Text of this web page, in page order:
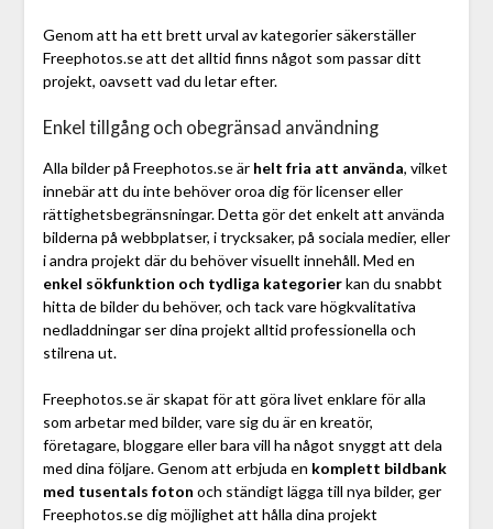
Genom att ha ett brett urval av kategorier säkerställer
Freephotos.se att det alltid finns något som passar ditt
projekt, oavsett vad du letar efter.
Enkel tillgång och obegränsad användning
Alla bilder på Freephotos.se är helt fria att använda, vilket
innebär att du inte behöver oroa dig för licenser eller
rättighetsbegränsningar. Detta gör det enkelt att använda
bilderna på webbplatser, i trycksaker, på sociala medier, eller
i andra projekt där du behöver visuellt innehåll. Med en
enkel sökfunktion och tydliga kategorierkan du snabbt
hitta de bilder du behöver, och tack vare högkvalitativa
nedladdningar ser dina projekt alltid professionella och
stilrena ut.
Freephotos.se är skapat för att göra livet enklare för alla
som arbetar med bilder, vare sig du är en kreatör,
företagare, bloggare eller bara vill ha något snyggt att dela
med dina följare. Genom att erbjuda en komplett bildbank
med tusentals foton och ständigt lägga till nya bilder, ger
Freephotos.se dig möjlighet att hålla dina projekt